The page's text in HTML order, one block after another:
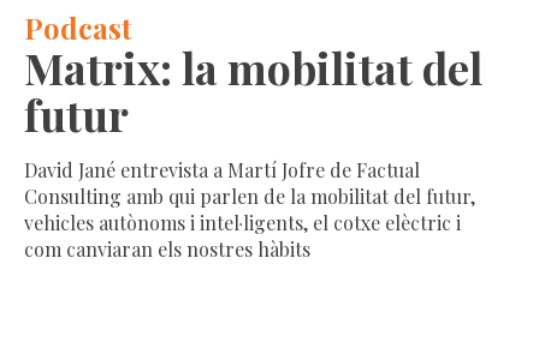
Podcast
Matrix: la mobilitat del
futur
David Jané entrevista a Martí Jofre de Factual
Consulting amb qui parlen de la mobilitat del futur,
vehicles autònoms i intel·ligents, el cotxe elèctric i
com canviaran els nostres hàbits